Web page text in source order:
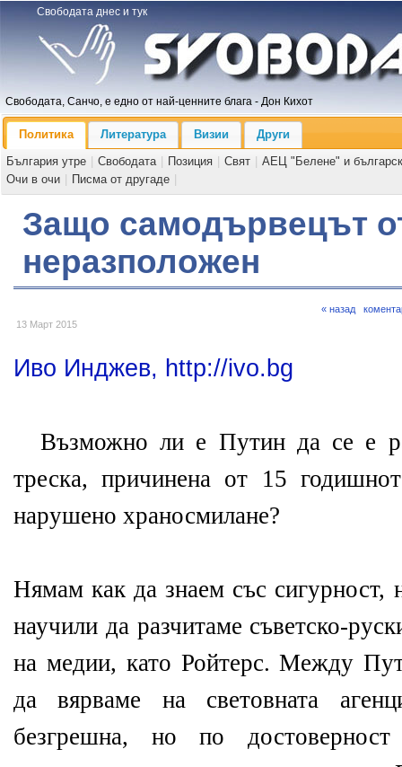
Свободата днес и тук
Свободата, Санчо, е едно от най-ценните блага - Дон Кихот
Политика Литература Визии
Други
България утре
Свободата Позиция Свят
АЕЦ "Белене" и
Очи в очи
Писма от другаде
Защо самодървецът
неразположен
13 Март 2015
« назад
Иво Инджев, http://ivo.bg
Възможно ли е Путин да се е
треска, причинена от 15
нарушено храносмилане?
Нямам как да знаем със сигурност,
научили да разчитаме съветско-
на медии, като Ройтерс. Между
да вярваме на световната
безгрешна, но по